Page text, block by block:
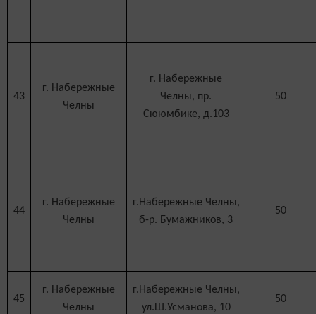
43
г. Набережные
Челны
г. Набережные
Челны, пр.
Сююмбике, д.103
50
44
г. Набережные
Челны
г.Набережные Челны,
б-р. Бумажников, 3
50
45
г. Набережные
Челны
г.Набережные Челны,
ул.Ш.Усманова, 10
50